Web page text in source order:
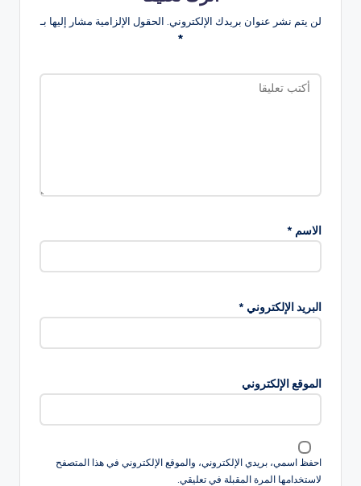
لن يتم نشر عنوان بريدك الإلكتروني. الحقول الإلزامية مشار إليها بـ
*
الاسم *
البريد الإلكتروني *
الموقع الإلكتروني
احفظ اسمي، بريدي الإلكتروني، والموقع الإلكتروني في هذا المتصفح
لاستخدامها المرة المقبلة في تعليقي.